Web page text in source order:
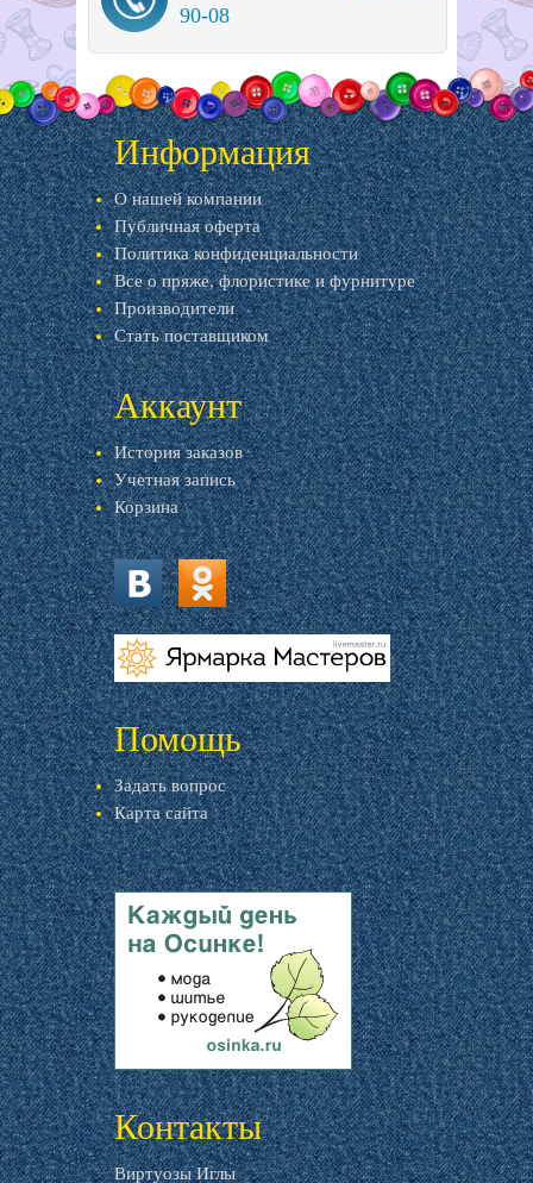
90-08
Информация
О нашей компании
Публичная оферта
Политика конфиденциальности
Все о пряже, флористике и фурнитуре
Производители
Стать поставщиком
Аккаунт
История заказов
Учетная запись
Корзина
vk.com ok.ru
livemaster.ru
Помощь
Задать вопрос
Карта сайта
livemaster.ru
Контакты
Виртуозы Иглы